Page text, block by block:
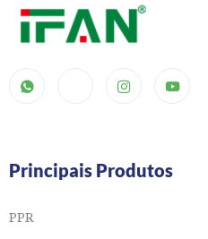
Principais Produtos
PPR